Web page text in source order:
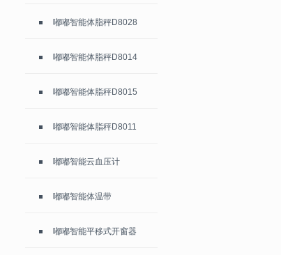
嘟嘟智能体脂秤D8028
嘟嘟智能体脂秤D8014
嘟嘟智能体脂秤D8015
嘟嘟智能体脂秤D8011
嘟嘟智能云血压计
嘟嘟智能体温带
嘟嘟智能平移式开窗器